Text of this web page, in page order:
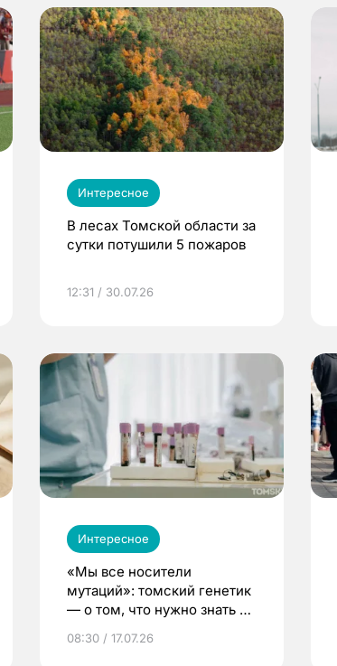
Интересное
В лесах Томской области за
сутки потушили 5 пожаров
12:31 / 30.07.26
Интересное
«Мы все носители
мутаций»: томский генетик
— о том, что нужно знать до
08:30 / 17.07.26